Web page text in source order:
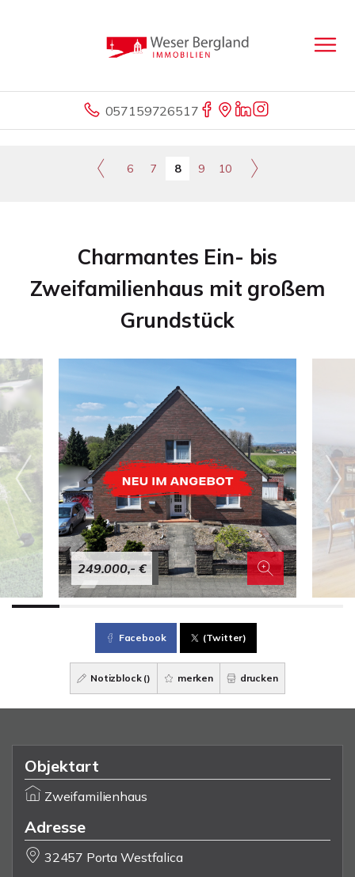
057159726517
6 7 8 9 10
Charmantes Ein- bis
Zweifamilienhaus mit großem
Grundstück
249.000,- €
Facebook (Twitter)
Notizblock () merken drucken
Objektart
Zweifamilienhaus
Adresse
32457 Porta Westfalica